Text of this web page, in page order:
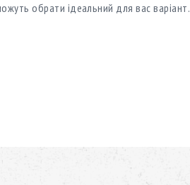
обрати ідеальний для вас варіант.